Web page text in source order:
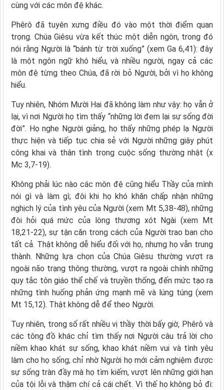
cùng với các môn đệ khác.
Phêrô đã tuyên xưng điều đó vào một thời điểm quan
trọng. Chúa Giêsu vừa kết thúc một diễn ngôn, trong đó
nói rằng Người là “bánh từ trời xuống” (xem Ga 6,41): đây
là một ngôn ngữ khó hiểu, và nhiều người, ngay cả các
môn đệ từng theo Chúa, đã rời bỏ Người, bởi vì họ không
hiểu.
Tuy nhiên, Nhóm Mười Hai đã không làm như vậy: họ vẫn ở
lại, vì nơi Người họ tìm thấy “những lời đem lại sự sống đời
đời”. Họ nghe Người giảng, họ thấy những phép lạ Người
thực hiện và tiếp tục chia sẻ với Người những giây phút
công khai và thân tình trong cuộc sống thường nhật (x
Mc 3,7-19).
Không phải lúc nào các môn đệ cũng hiểu Thầy của mình
nói gì và làm gì; đôi khi họ khó khăn chấp nhận những
nghịch lý của tình yêu của Người (xem Mt 5,38-48), những
đòi hỏi quá mức của lòng thương xót Ngài (xem Mt
18,21-22), sự tận căn trong cách của Người trao ban cho
tất cả. Thật không dễ hiểu đối với họ, nhưng họ vẫn trung
thành. Những lựa chọn của Chúa Giêsu thường vượt ra
ngoài não trạng thông thường, vượt ra ngoài chính những
quy tắc tôn giáo thể chế và truyền thống, đến mức tạo ra
những tình huống phản ứng mạnh mẽ và lúng túng (xem
Mt 15,12). Thật không dễ để theo Người.
Tuy nhiên, trong số rất nhiều vị thầy thời bấy giờ, Phêrô và
các tông đồ khác chỉ tìm thấy nơi Người câu trả lời cho
niềm khao khát sự sống, khao khát niềm vui và tình yêu
làm cho họ sống; chỉ nhờ Người họ mới cảm nghiệm được
sự sống tràn đầy mà họ tìm kiếm, vượt lên những giới hạn
của tội lỗi và thậm chí cả cái chết. Vì thế họ không bỏ đi: